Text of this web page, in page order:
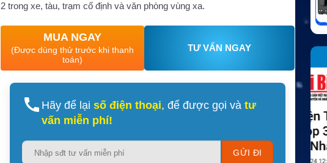
2 trong xe, tàu, trạm cố định và văn phòng vùng xa.
MUA NGAY
(Được dùng thử trước khi thanh
toán)
TƯ VẤN NGAY
Hãy để lại số điện thoại, để được gọi và tư
vấn miễn phí!
Please